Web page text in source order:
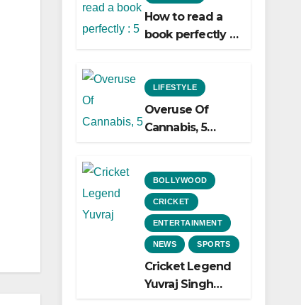
How to read a
book perfectly :
LIFESTYLE
Overuse Of
Cannabis, 5
And Heart
Failure, Study
Finds
BOLLYWOOD
CRICKET
ENTERTAINMENT
NEWS SPORTS
Cricket Legend
Yuvraj Singh